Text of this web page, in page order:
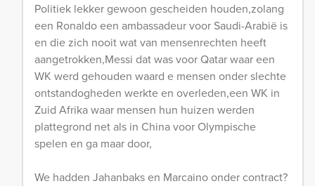
Politiek lekker gewoon gescheiden houden,zolang
een Ronaldo een ambassadeur voor Saudi-Arabië is
en die zich nooit wat van mensenrechten heeft
aangetrokken,Messi dat was voor Qatar waar een
WK werd gehouden waard e mensen onder slechte
ontstandogheden werkte en overleden,een WK in
Zuid Afrika waar mensen hun huizen werden
plattegrond net als in China voor Olympische
spelen en ga maar door,
We hadden Jahanbaks en Marcaino onder contract?